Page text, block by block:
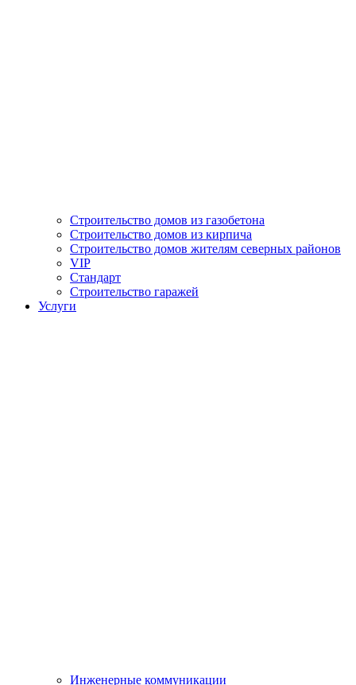
Строительство домов из газобетона
Строительство домов из кирпича
Строительство домов жителям северных районов
VIP
Стандарт
Строительство гаражей
Услуги
Инженерные коммуникации